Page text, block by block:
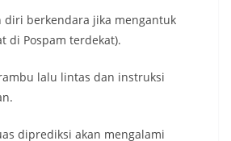
diri berkendara jika mengantuk
di Pospam terdekat).
lalu lintas dan instruksi
diprediksi akan mengalami